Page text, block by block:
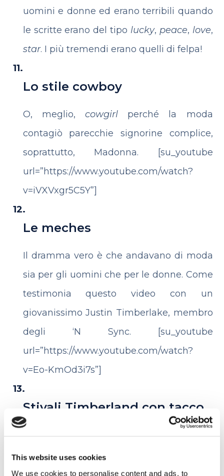
This website uses cookies
We use cookies to personalise content and ads, to
uomini e donne ed erano terribili quando
le scritte erano del tipo lucky, peace, love,
star. I più tremendi erano quelli di felpa!
Lo stile cowboy
O, meglio,cowgirl perché la moda
contagiò parecchie signorine complice,
soprattutto, Madonna. [su_youtube
url=”https://www.youtube.com/watch?
v=iVXVxgr5C5Y”]
Le meches
Il dramma vero è che andavano di moda
sia per gli uomini che per le donne. Come
testimonia questo video con un
giovanissimo Justin Timberlake, membro
degli ‘N Sync. [su_youtube
url=”https://www.youtube.com/watch?
v=Eo-KmOd3i7s”]
Stivali Timberland con tacco
Sebbene credo che isabotcon 3 cm di
tacco e punta abbiano davvero ucciso la
moda… gli stivaletti indossati da J.Lo in